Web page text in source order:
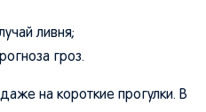
ливня;
гроз.
на короткие прогулки. В